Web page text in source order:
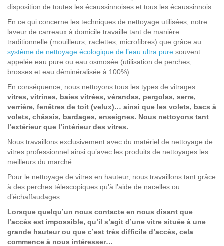
disposition de toutes les écaussinnoises et tous les écaussinnois.
En ce qui concerne les techniques de nettoyage utilisées, notre
laveur de carreaux à domicile travaille tant de manière
traditionnelle (mouilleurs, raclettes, microfibres) que grâce au
système de nettoyage écologique de l’eau ultra pure souvent
appelée eau pure ou eau osmosée (utilisation de perches,
brosses et eau déminéralisée à 100%).
En conséquence, nous nettoyons tous les types de vitrages :
vitres, vitrines, baies vitrées, vérandas, pergolas, serre,
verrière, fenêtres de toit (velux)… ainsi que les volets, bacs à
volets, châssis, bardages, enseignes. Nous nettoyons tant
l’extérieur que l’intérieur des vitres.
Nous travaillons exclusivement avec du matériel de nettoyage de
vitres professionnel ainsi qu’avec les produits de nettoyages les
meilleurs du marché.
Pour le nettoyage de vitres en hauteur, nous travaillons tant grâce
à des perches télescopiques qu’à l’aide de nacelles ou
d’échaffaudages.
Lorsque quelqu’un nous contacte en nous disant que
l’accès est impossible, qu’il s’agit d’une vitre située à une
grande hauteur ou que c’est très difficile d’accès, cela
commence à nous intéresser…